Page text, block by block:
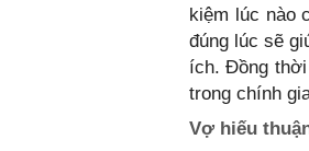
kiệm lúc nào
đúng lúc sẽ
ích. Đồng
trong chính
Vợ hiếu